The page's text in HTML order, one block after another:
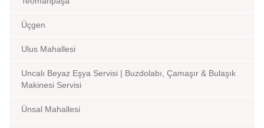
Üçgen
Ulus Mahallesi
Uncalı Beyaz Eşya Servisi | Buzdolabı, Çamaşır & Bulaşık
Makinesi Servisi
Ünsal Mahallesi